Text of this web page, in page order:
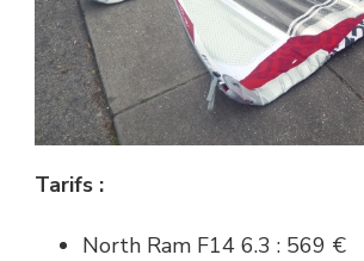
Tarifs :
North Ram F14 6.3 : 569 €